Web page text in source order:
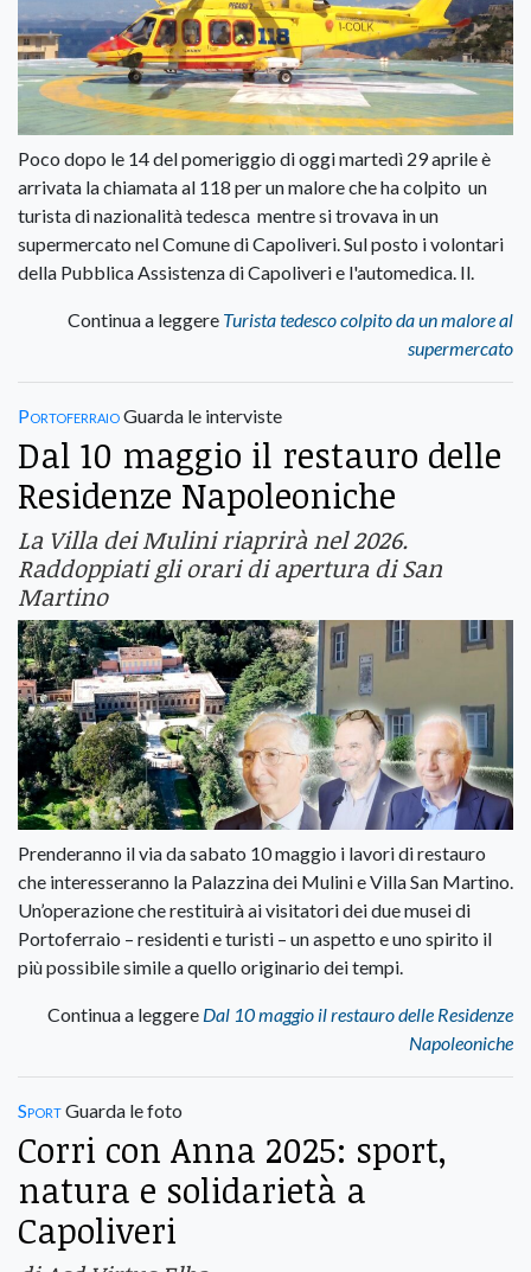
Poco dopo le 14 del pomeriggio di oggi martedì 29 aprile è
arrivata la chiamata al 118 per un malore che ha colpito un
turista di nazionalità tedesca mentre si trovava in un
supermercato nel Comune di Capoliveri. Sul posto i volontari
della Pubblica Assistenza di Capoliveri e l'automedica. Il.
Continua a leggere Turista tedesco colpito da un malore al
supermercato
PortoferraioGuarda le interviste
Dal 10 maggio il restauro delle
Residenze Napoleoniche
La Villa dei Mulini riaprirà nel 2026.
Raddoppiati gli orari di apertura di San
Martino
Prenderanno il via da sabato 10 maggio i lavori di restauro
che interesseranno la Palazzina dei Mulini e Villa San Martino.
Un’operazione che restituirà ai visitatori dei due musei di
Portoferraio – residenti e turisti – un aspetto e uno spirito il
più possibile simile a quello originario dei tempi.
Continua a leggere Dal 10 maggio il restauro delle Residenze
Napoleoniche
SportGuarda le foto
Corri con Anna 2025: sport,
natura e solidarietà a
Capoliveri